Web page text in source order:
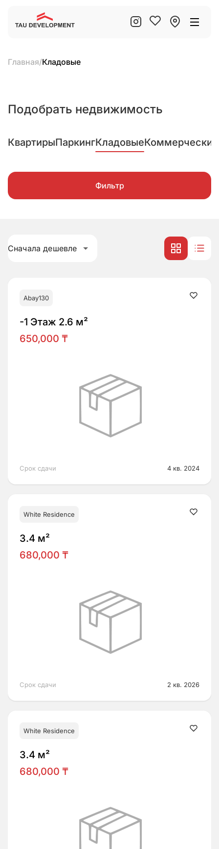
Главная/Кладовые
Подобрать недвижимость
КвартирыПаркингКладовые
Фильтр
Сначала дешевле
Abay130
-1 Этаж 2.6 м²
650,000 ₸
Срок сдачи 4 кв. 2024
White Residence
3.4 м²
680,000 ₸
Срок сдачи 2 кв. 2026
White Residence
3.4 м²
680,000 ₸